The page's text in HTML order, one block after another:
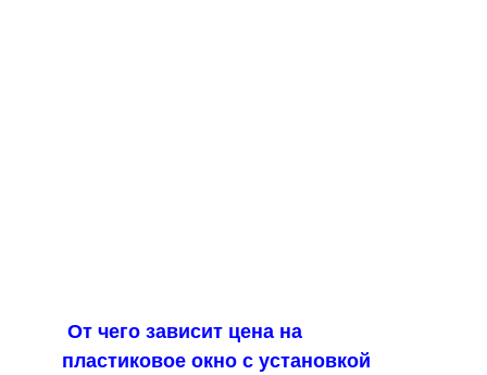
От чего зависит цена на
пластиковое окно с установкой